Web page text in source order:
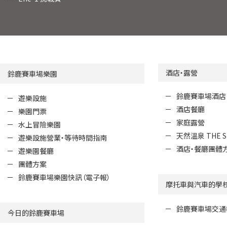
鈴鹿賽車場樂園
遊樂設施
樂園門票
水上冒險樂園
遊樂設施營業・等待時間指南
遊樂園餐廳
團體方案
鈴鹿賽車場樂園快訊（電子報）
今日的鈴鹿賽車場
酒店・露營
鈴鹿賽車場酒店
酒店餐廳
家庭露營
天然溫泉 THE
酒店・餐廳團體
摩托車與汽車的學
鈴鹿賽車場交